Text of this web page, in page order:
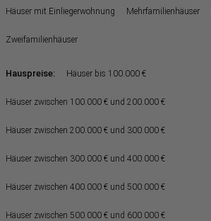
Häuser mit Einliegerwohnung Mehrfamilienhäuser
Zweifamilienhäuser
Hauspreise: Häuser bis 100.000 €
Häuser zwischen 100.000 € und 200.000 €
Häuser zwischen 200.000 € und 300.000 €
Häuser zwischen 300.000 € und 400.000 €
Häuser zwischen 400.000 € und 500.000 €
Häuser zwischen 500.000 € und 600.000 €